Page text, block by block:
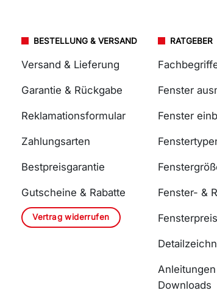
BESTELLUNG & VERSAND
Versand & Lieferung
Garantie & Rückgabe
Reklamationsformular
Zahlungsarten
Bestpreisgarantie
Gutscheine & Rabatte
Vertrag widerrufen
RATGEBER
Fenster
Fenster
Fenster- &
Downloads